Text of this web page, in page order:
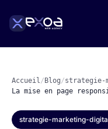
Accueil/ Blog/strategie-
La mise en page
strategie-marketing-